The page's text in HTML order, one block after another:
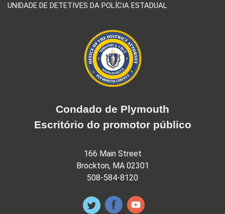
UNIDADE DE DETETIVES DA POLÍCIA ESTADUAL
Condado de Plymouth
Escritório do promotor público
166 Main Street
Brockton, MA 02301
508-584-8120